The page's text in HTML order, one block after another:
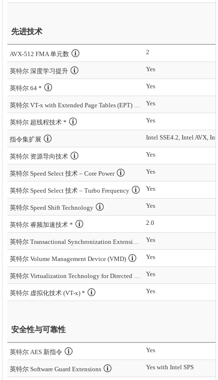
先进技术
AVX-512 FMA 单元数 2
英特尔 深度学习提升 Yes
英特尔 64 * Yes
英特尔 VT-x with Extended Page Tables (EPT) * Yes
英特尔 超线程技术 * Yes
指令集扩展
英特尔 资源导向技术 Yes
英特尔 Speed Select 技术 – Core Power Yes
英特尔 Speed Select 技术 – Turbo Frequency Yes
英特尔 Speed Shift Technology Yes
英特尔 睿频加速技术 * 2.0
英特尔 Transactional Synchronization Extensions – New Instructions (英特尔 TSX-NI) Yes
英特尔 Volume Management Device (VMD) Yes
英特尔 Virtualization Technology for Directed I/O (VT-d) * Yes
英特尔 虚拟化技术 (VT-x) * Yes
安全性与可靠性
英特尔 AES 新指令 Yes
英特尔 Software Guard Extensions Yes with Intel SPS